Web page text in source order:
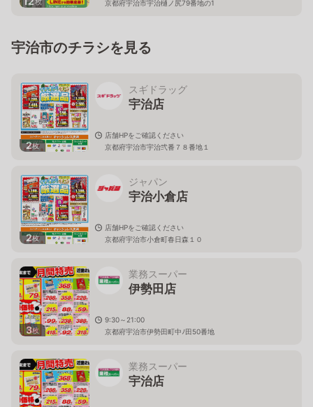
京都府宇治市宇治樋ノ尻79番地の1
宇治市のチラシを見る
2枚
スギドラッグ
宇治店
店舗HPをご確認ください
京都府宇治市宇治弐番７８番地１
2枚
ジャパン
宇治小倉店
店舗HPをご確認ください
京都府宇治市小倉町春日森１０
3枚
業務スーパー
伊勢田店
9:30～21:00
京都府宇治市伊勢田町中ﾉ田50番地
業務スーパー
宇治店